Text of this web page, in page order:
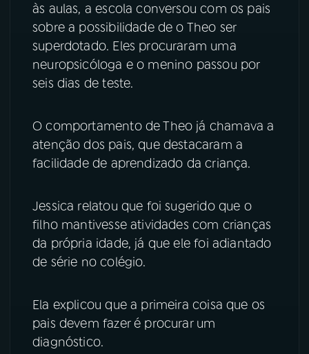
às aulas, a escola conversou com os pais
sobre a possibilidade de o Theo ser
superdotado. Eles procuraram uma
neuropsicóloga e o menino passou por
seis dias de teste.
O comportamento de Theo já chamava a
atenção dos pais, que destacaram a
facilidade de aprendizado da criança.
Jessica relatou que foi sugerido que o
filho mantivesse atividades com crianças
da própria idade, já que ele foi adiantado
de série no colégio.
Ela explicou que a primeira coisa que os
pais devem fazer é procurar um
diagnóstico.